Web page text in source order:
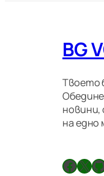
BG
Твоето
на едно
Facebook X GitHub